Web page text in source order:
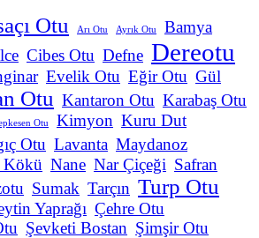
Otu Arı Otu Ayrık Otu
Bamya
Cibes Otu Defne Dereotu
Evelik Otu Eğir Otu Gül
Otu Kantaron Otu Karabaş Otu
Otu Kimyon Kuru Dut
Otu Lavanta Maydanoz
Kökü Nane Nar Çiçeği Safran
Sumak Tarçın Turp Otu
Yaprağı Çehre Otu
Şevketi Bostan Şimşir Otu